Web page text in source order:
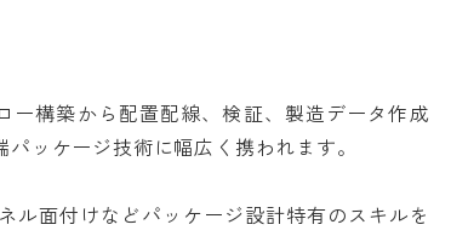
ー構築から配置配線、検証、製造データ作成
ッケージ技術に幅広く携われます。
ル面付けなどパッケージ設計特有のスキルを